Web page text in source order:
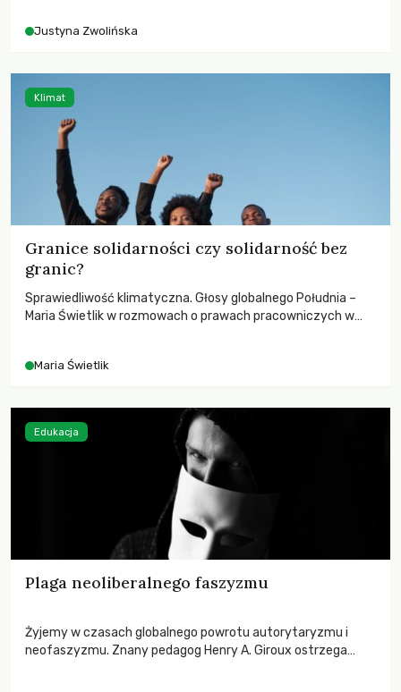
Justyna Zwolińska
Granice solidarności czy solidarność bez
granic?
Sprawiedliwość klimatyczna. Głosy globalnego Południa –
Maria Świetlik w rozmowach o prawach pracowniczych w
Maria Świetlik
Klimat
Plaga neoliberalnego faszyzmu
Żyjemy w czasach globalnego powrotu autorytaryzmu i
neofaszyzmu. Znany pedagog Henry A. Giroux ostrzega
Edukacja